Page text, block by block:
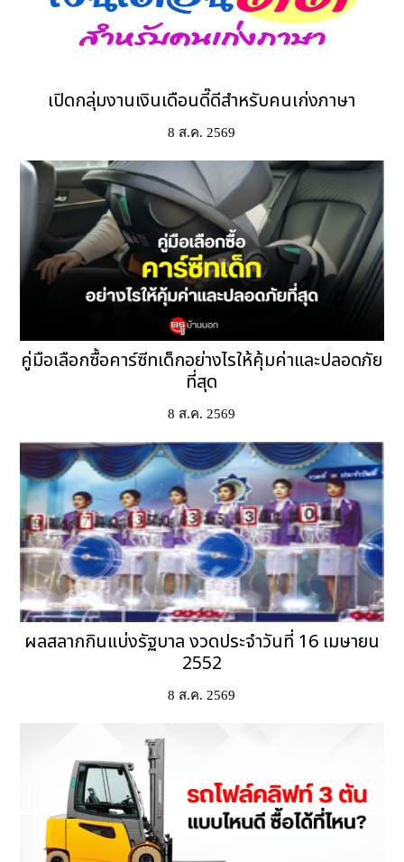
เปิดกลุ่มงานเงินเดือนดี๊ดีสำหรับคนเก่งภาษา
8 ส.ค. 2569
คู่มือเลือกซื้อคาร์ซีทเด็กอย่างไรให้คุ้มค่าและปลอดภัย
ที่สุด
8 ส.ค. 2569
ผลสลากกินแบ่งรัฐบาล งวดประจำวันที่ 16 เมษายน
2552
8 ส.ค. 2569